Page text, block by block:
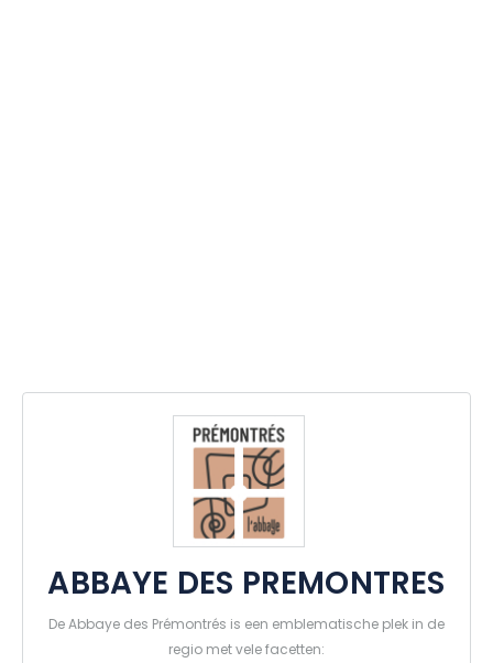
ABBAYE DES PREMONTRES
De Abbaye des Prémontrés is een emblematische plek in de
regio met vele facetten: